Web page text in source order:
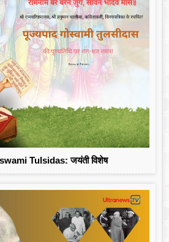
Tulsidas: जयंती विशेष